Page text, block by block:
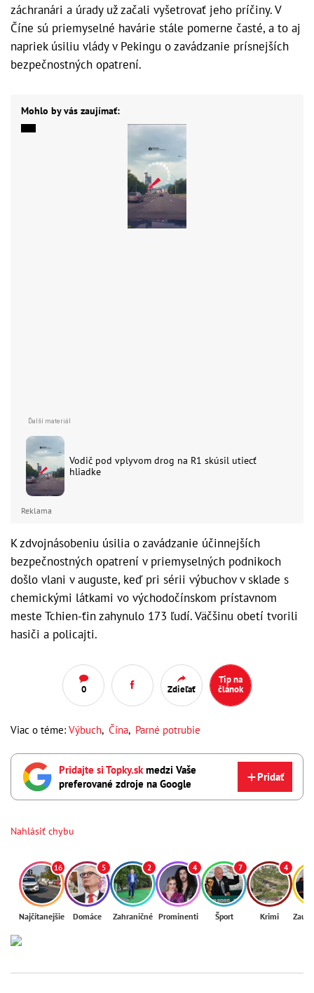
záchranári a úrady už začali vyšetrovať jeho príčiny. V
Číne sú priemyselné havárie stále pomerne časté, a to aj
napriek úsiliu vlády v Pekingu o zavádzanie prísnejších
bezpečnostných opatrení.
Mohlo by vás zaujímať:
Vodič pod vplyvom drog na R1 skúsil utiecť
hliadke
Reklama
K zdvojnásobeniu úsilia o zavádzanie účinnejších
bezpečnostných opatrení v priemyselných podnikoch
došlo vlani v auguste, keď pri sérii výbuchov v sklade s
chemickými látkami vo východočínskom prístavnom
meste Tchien-ťin zahynulo 173 ľudí. Väčšinu obetí tvorili
hasiči a policajti.
0 Zdieľať
Tip na
článok
Viac o téme: Výbuch, Čína, Parné potrubie
Pridajte si Topky.sk medzi Vaše
preferované zdroje na Google
Pridať
Nahlásiť chybu
16
Najčítanejšie
5
Domáce
2
Zahraničné
4
Prominenti
7
Šport
4
Krimi